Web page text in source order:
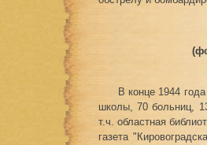
В конце 1944
школы, 70 больниц,
т.ч. областная
газета